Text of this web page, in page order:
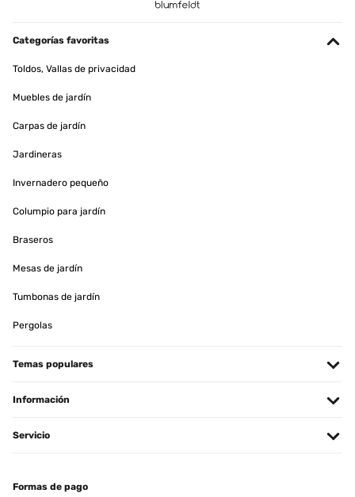
Categorías favoritas
Toldos, Vallas de privacidad
Muebles de jardín
Carpas de jardín
Jardineras
Invernadero pequeño
Columpio para jardín
Braseros
Mesas de jardín
Tumbonas de jardín
Pergolas
Temas populares
Información
Servicio
Formas de pago